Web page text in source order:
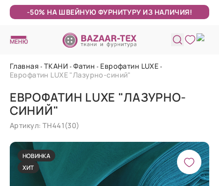
-50% НА ШВЕЙНУЮ ФУРНИТУРУ ИЗ НАЛИЧИЯ!
МЕНЮ
Главная ТКАНИ Фатин
Еврофатин LUXE
Еврофатин LUXE "Лазурно-синий"
ЕВРОФАТИН LUXE "ЛАЗУРНО-
СИНИЙ"
Артикул: ТН441(30)
НОВИНКА
ХИТ